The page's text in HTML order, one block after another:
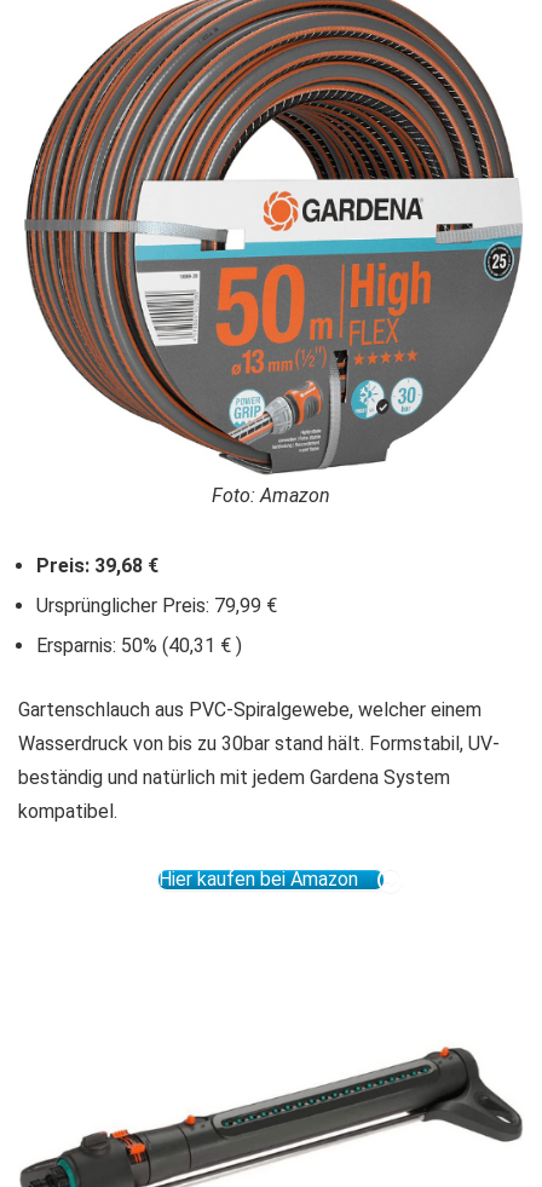
Foto: Amazon
Preis: 39,68 €
Ursprünglicher Preis: 79,99 €
Ersparnis: 50% (40,31 € )
Gartenschlauch aus PVC-Spiralgewebe, welcher einem
Wasserdruck von bis zu 30bar stand hält. Formstabil, UV-
beständig und natürlich mit jedem Gardena System
kompatibel.
Hier kaufen bei Amazon